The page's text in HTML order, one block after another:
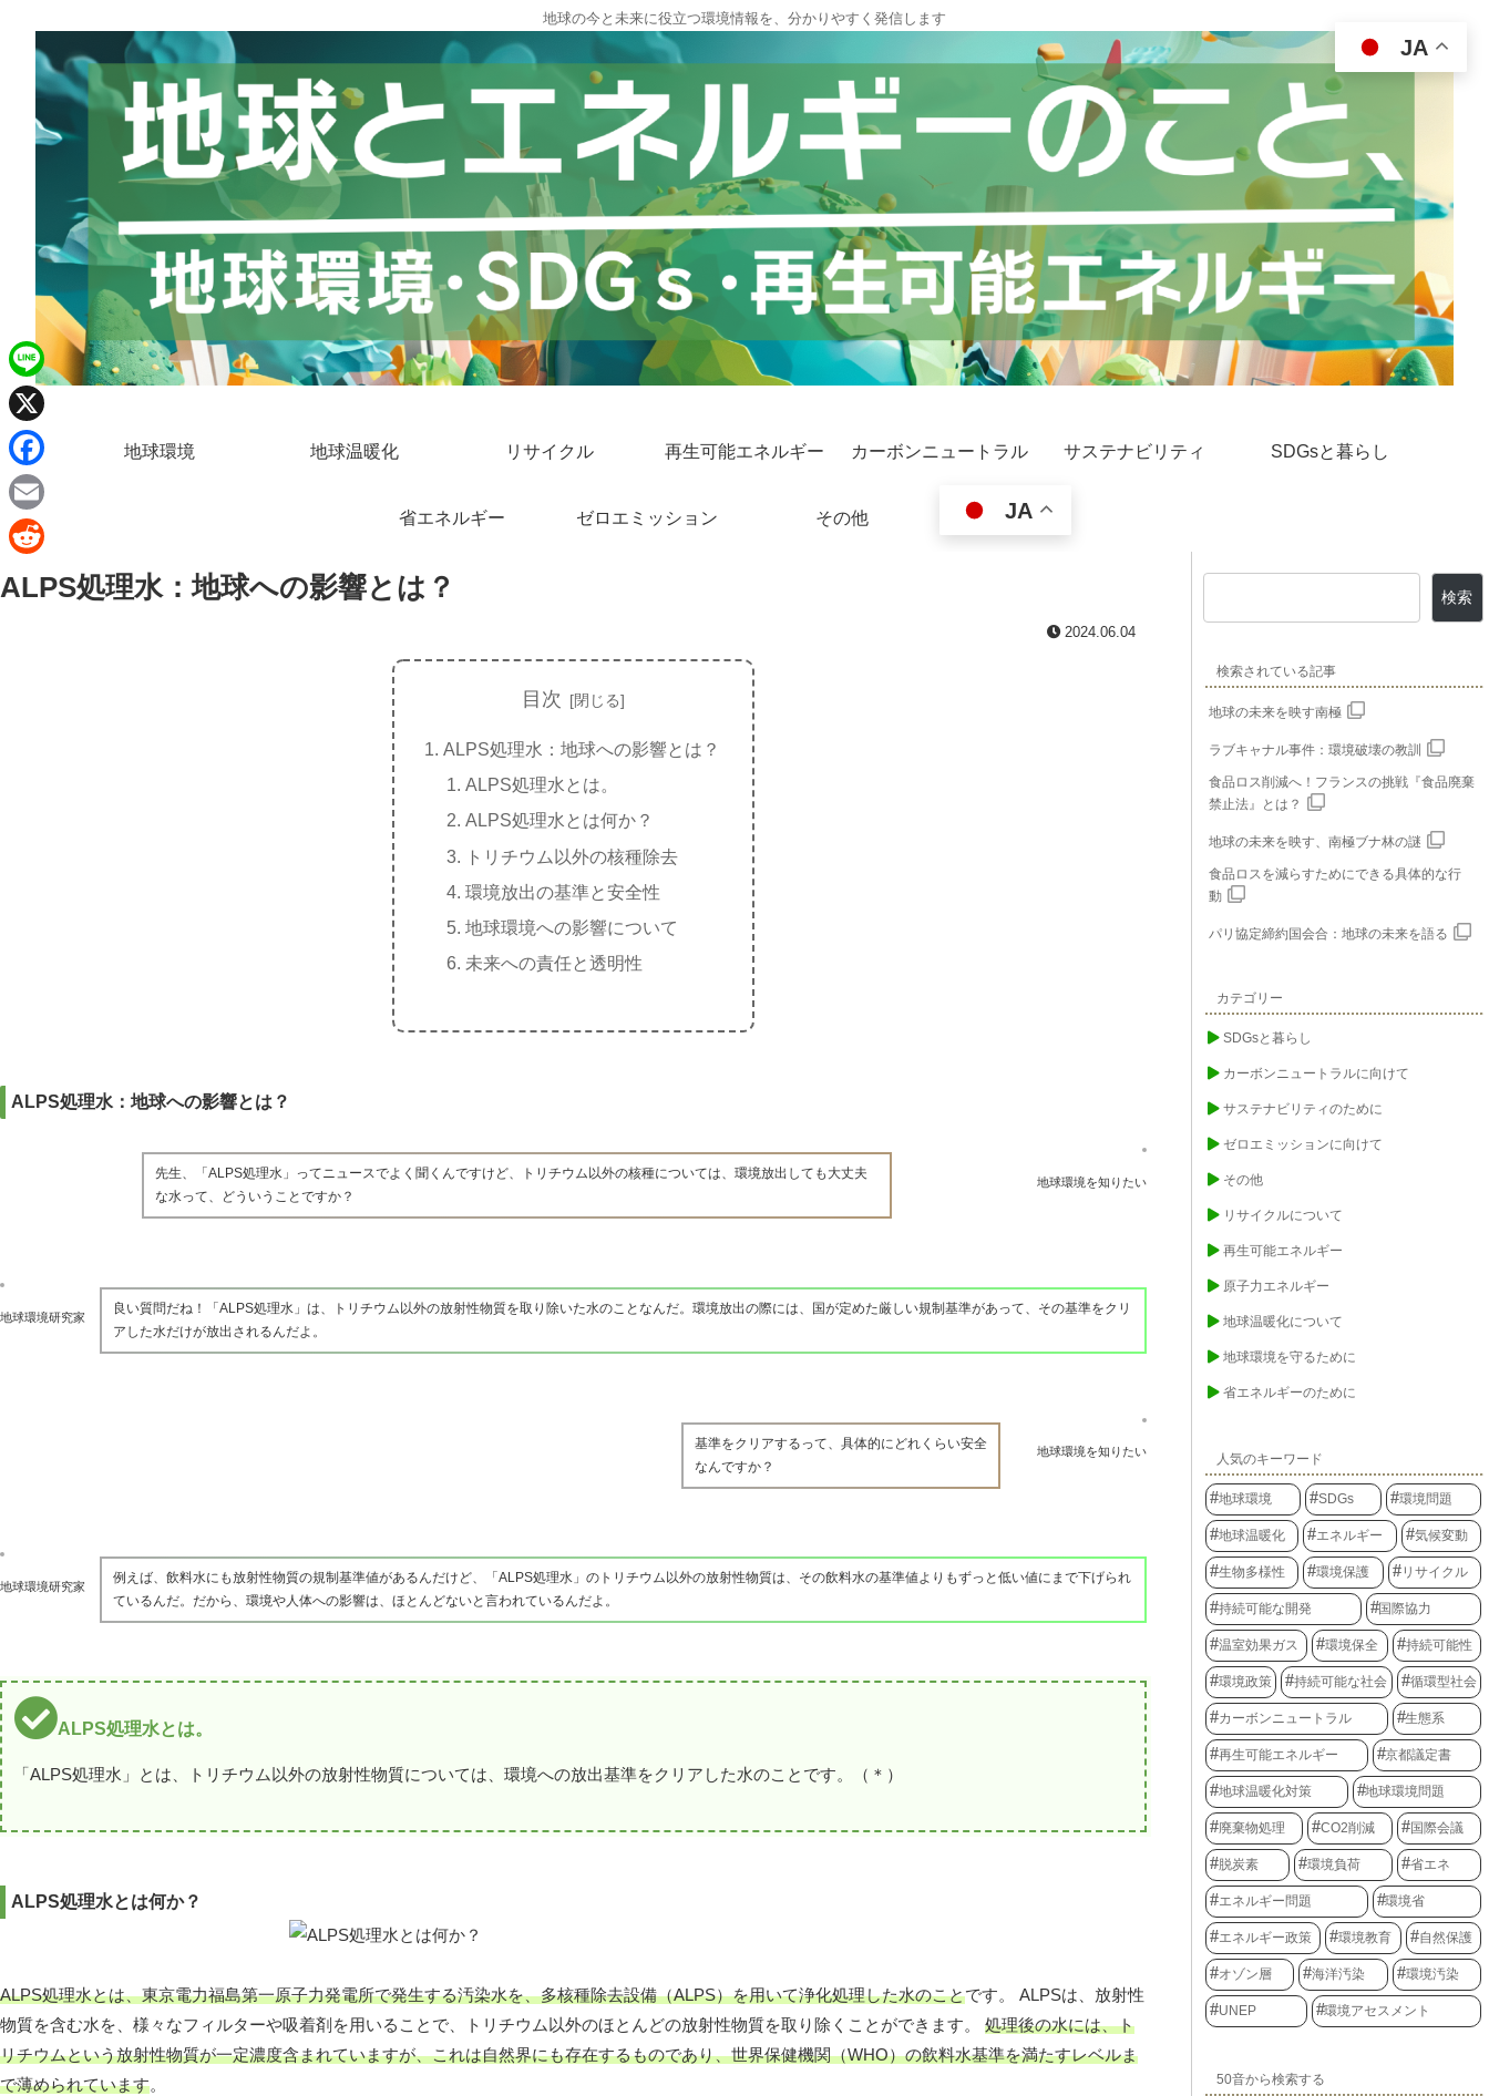
地球の今と未来に役立つ環境情報を、分かりやすく発信します
地球環境 地球温暖化 リサイクル 再生可能エネルギー カーボンニュートラル サステナビリティ SDGsと暮らし
省エネルギー ゼロエミッション その他 JA
ALPS処理水：地球への影響とは？
2024.06.04
目次
ALPS処理水：地球への影響とは？
ALPS処理水とは。
ALPS処理水とは何か？
トリチウム以外の核種除去
環境放出の基準と安全性
地球環境への影響について
未来への責任と透明性
ALPS処理水：地球への影響とは？
地球環境を知りたい
先生、「ALPS処理水」ってニュースでよく聞くんですけど、トリチウム以外の核種については、環境放出しても大丈夫
な水って、どういうことですか？
地球環境研究家
良い質問だね！「ALPS処理水」は、トリチウム以外の放射性物質を取り除いた水のことなんだ。環境放出の際には、国が定めた厳しい規制基準があって、その基準をクリ
アした水だけが放出されるんだよ。
地球環境を知りたい
基準をクリアするって、具体的にどれくらい安全
なんですか？
地球環境研究家
例えば、飲料水にも放射性物質の規制基準値があるんだけど、「ALPS処理水」のトリチウム以外の放射性物質は、その飲料水の基準値よりもずっと低い値にまで下げられ
ているんだ。だから、環境や人体への影響は、ほとんどないと言われているんだよ。
ALPS処理水とは。
「ALPS処理水」とは、トリチウム以外の放射性物質については、環境への放出基準をクリアした水のことです。（＊）
ALPS処理水とは何か？
ALPS処理水とは、東京電力福島第一原子力発電所で発生する汚染水を、多核種除去設備（ALPS）を用いて浄化処理した水のことです。 ALPSは、放射性
物質を含む水を、様々なフィルターや吸着剤を用いることで、トリチウム以外のほとんどの放射性物質を取り除くことができます。 処理後の水には、ト
リチウムという放射性物質が一定濃度含まれていますが、これは自然界にも存在するものであり、世界保健機関（WHO）の飲料水基準を満たすレベルま
で薄められています。
検索
検索されている記事
地球の未来を映す南極
ラブキャナル事件：環境破壊の教訓
食品ロス削減へ！フランスの挑戦『食品廃棄
禁止法』とは？
地球の未来を映す、南極ブナ林の謎
食品ロスを減らすためにできる具体的な行
動
パリ協定締約国会合：地球の未来を語る
カテゴリー
SDGsと暮らし
カーボンニュートラルに向けて
サステナビリティのために
ゼロエミッションに向けて
その他
リサイクルについて
再生可能エネルギー
原子力エネルギー
地球温暖化について
地球環境を守るために
省エネルギーのために
人気のキーワード
地球環境 SDGs 環境問題
地球温暖化 エネルギー 気候変動
生物多様性 環境保護 リサイクル
持続可能な開発 国際協力
温室効果ガス 環境保全 持続可能性
環境政策 持続可能な社会 循環型社会
カーボンニュートラル 生態系
再生可能エネルギー 京都議定書
地球温暖化対策 地球環境問題
廃棄物処理 CO2削減 国際会議
脱炭素 環境負荷 省エネ
エネルギー問題 環境省
エネルギー政策 環境教育 自然保護
オゾン層 海洋汚染 環境汚染
UNEP 環境アセスメント
50音から検索する
L
n
e
X
F
a
c
e
E
a
R
JA